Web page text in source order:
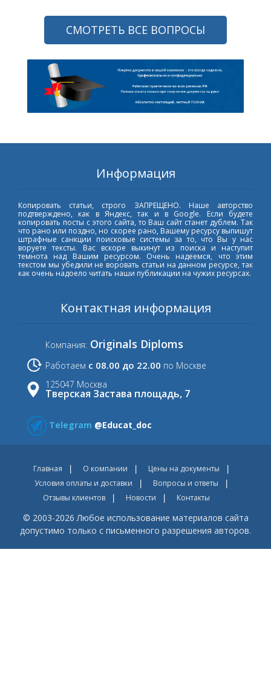
СМОТРЕТЬ ВСЕ ВОПРОСЫ
Информация
Копировать статьи, строго ЗАПРЕЩЕНО. Наше авторство
подтверждено, как в Яндекс, так и в Google. Если будете
копировать посты с этого сайта, то Ваш сайт станет дублем. Так
что рано или поздно, но скорее рано, Вашему ресурсу выпишут
штрафные санкции поисковые системы за то, что Вы у нас
воруете тексты. Вас вскоре выкинут из поиска и наступит
темнота над Вашим ресурсом. Очень надеемся, что этим
текстом мы убедили не воровать статьи на данном ресурсе, так
как очень надоело читать наши публикации на чужих ресурсах.
Контактная информация
Компания: Originals Diploms
Работаем с 08.00 до 22.00 по Москве
125047 Москва
Тверская Застава площадь, 7
Telegram @Educat_doc
Главная О компании
Цены на документы
Условия оплаты и доставки
Вопросы и ответы
Отзывы клиентов
Новости Контакты
© 2003-2026 Любое использование материалов сайта
допустимо только с письменного разрешения авторов.